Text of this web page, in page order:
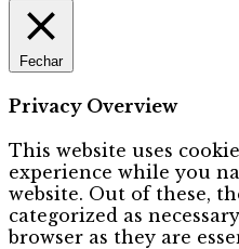
Fechar
Privacy Overview
This website uses
experience while you
website. Out of these,
categorized as
browser as they are